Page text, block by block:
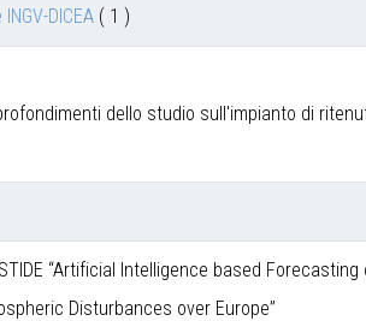
DICEA ( 1 )
dello studio sull'impianto di
“Artificial Intelligence based
Disturbances over Europe”